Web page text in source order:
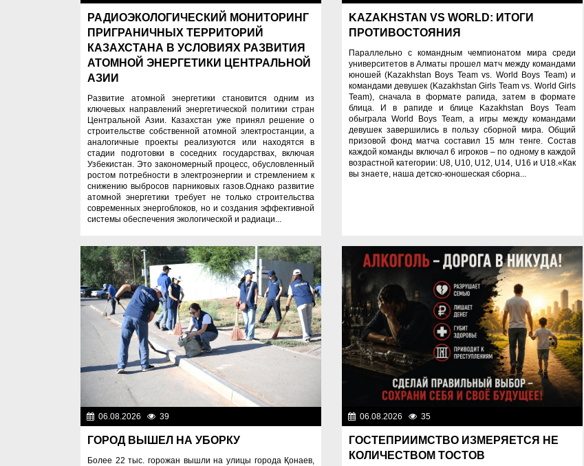
РАДИОЭКОЛОГИЧЕСКИЙ МОНИТОРИНГ
ПРИГРАНИЧНЫХ ТЕРРИТОРИЙ
КАЗАХСТАНА В УСЛОВИЯХ РАЗВИТИЯ
АТОМНОЙ ЭНЕРГЕТИКИ ЦЕНТРАЛЬНОЙ
АЗИИ
Развитие атомной энергетики становится одним из
ключевых направлений энергетической политики стран
Центральной Азии. Казахстан уже принял решение о
строительстве собственной атомной электростанции, а
аналогичные проекты реализуются или находятся в
стадии подготовки в соседних государствах, включая
Узбекистан. Это закономерный процесс, обусловленный
ростом потребности в электроэнергии и стремлением к
снижению выбросов парниковых газов.Однако развитие
атомной энергетики требует не только строительства
современных энергоблоков, но и создания эффективной
системы обеспечения экологической и радиаци...
KAZAKHSTAN VS WORLD: ИТОГИ
ПРОТИВОСТОЯНИЯ
Параллельно с командным чемпионатом мира среди
университетов в Алматы прошел матч между командами
юношей (Kazakhstan Boys Team vs. World Boys Team) и
командами девушек (Kazakhstan Girls Team vs. World Girls
Team), сначала в формате рапида, затем в формате
блица. И в рапиде и блице Kazakhstan Boys Team
обыграла World Boys Team, а игры между командами
девушек завершились в пользу сборной мира. Общий
призовой фонд матча составил 15 млн тенге. Состав
каждой команды включал 6 игроков – по одному в каждой
возрастной категории: U8, U10, U12, U14, U16 и U18.«Как
вы знаете, наша детско-юношеская сборна...
06.08.2026 39
ГОРОД ВЫШЕЛ НА УБОРКУ
Более 22 тыс. горожан вышли на улицы города Қонаев,
06.08.2026 35
ГОСТЕПРИИМСТВО ИЗМЕРЯЕТСЯ НЕ
КОЛИЧЕСТВОМ ТОСТОВ